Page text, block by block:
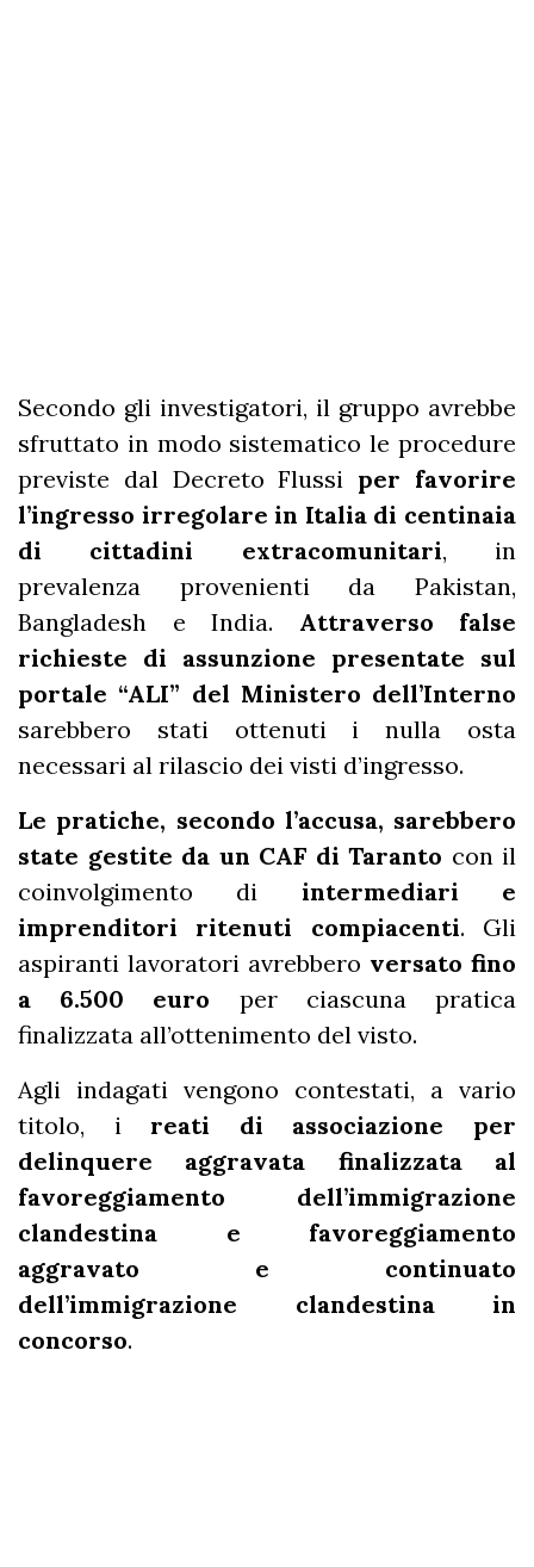
Secondo gli investigatori, il gruppo avrebbe
sfruttato in modo sistematico le procedure
previste dal Decreto Flussi per favorire
l’ingresso irregolare in Italia di centinaia
di cittadini extracomunitari, in
prevalenza provenienti da Pakistan,
Bangladesh e India. Attraverso false
richieste di assunzione presentate sul
portale “ALI” del Ministero dell’Interno
sarebbero stati ottenuti i nulla osta
necessari al rilascio dei visti d’ingresso.
Le pratiche, secondo l’accusa, sarebbero
state gestite da un CAF di Taranto con il
coinvolgimento di intermediari e
imprenditori ritenuti compiacenti. Gli
aspiranti lavoratori avrebbero versato fino
a 6.500 euro per ciascuna pratica
finalizzata all’ottenimento del visto.
Agli indagati vengono contestati, a vario
titolo, i reati di associazione per
delinquere aggravata finalizzata al
favoreggiamento dell’immigrazione
clandestina e favoreggiamento
aggravato e continuato
dell’immigrazione clandestina in
concorso.